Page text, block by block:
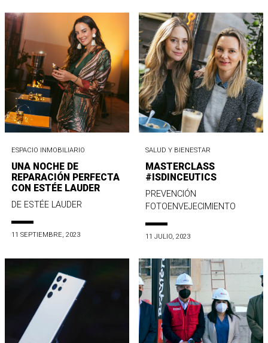
ESPACIO INMOBILIARIO
UNA NOCHE DE
REPARACIÓN PERFECTA
CON ESTÉE LAUDER
DE ESTÉE LAUDER
11 SEPTIEMBRE, 2023
SALUD Y BIENESTAR
MASTERCLASS
#ISDINCEUTICS
PREVENCIÓN
FOTOENVEJECIMIENTO
11 JULIO, 2023